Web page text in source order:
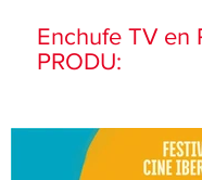
Enchufe TV en
PRODU: